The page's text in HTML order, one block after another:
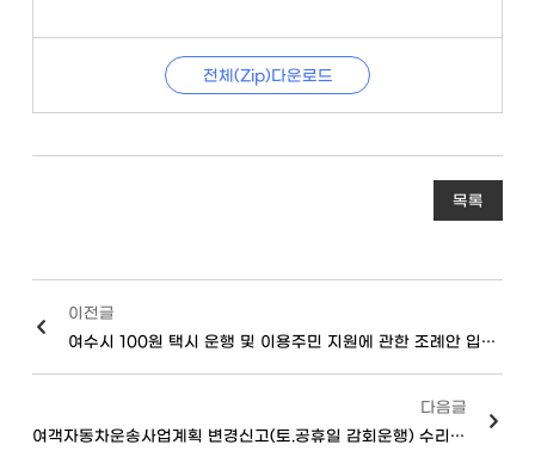
전체(Zip)다운로드
목록
이전글
여수시 100원 택시 운행 및 이용주민 지원에 관한 조례안 입법예고
다음글
여객자동차운송사업계획 변경신고(토.공휴일 감회운행) 수리 통보